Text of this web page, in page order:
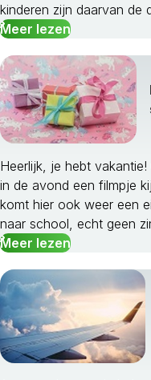
kinderen zijn daarvan de
Meer lezen
Heerlijk, je hebt
in de avond een filmpje
komt hier ook weer een
naar school, echt geen
Meer lezen